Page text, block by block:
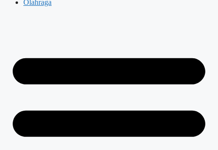
Olahraga